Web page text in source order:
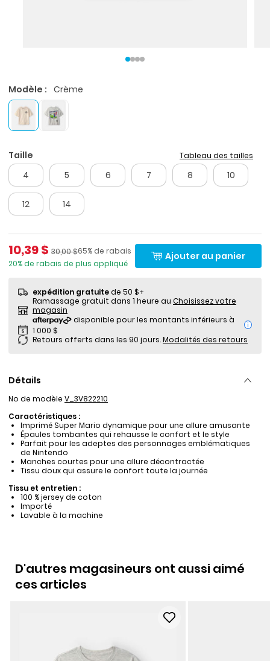
Modèle : Crème
Taille Tableau des tailles
4 5 6 7 8 10
12 14
Prix de solde
10,39 $ Pourcentage de rabais
65% de rabais
Prix ​​de détail suggéré par le fabricant
30,00 $
20% de rabais de plus appliqué
Ajouter au panier
expédition gratuitede 50 $+
Ramassage gratuit dans 1 heure au Choisissez votre
magasin
i
Retours offerts dans les 90 jours.Modalités des retours
Détails
No de modèle V_3V822210
Caractéristiques :
Imprimé Super Mario dynamique pour une allure amusante
Épaules tombantes qui rehausse le confort et le style
Parfait pour les adeptes des personnages emblématiques
de Nintendo
Manches courtes pour une allure décontractée
Tissu doux qui assure le confort toute la journée
Tissu et entretien :
100 % jersey de coton
Importé
Lavable à la machine
D'autres magasineurs ont aussi aimé
ces articles